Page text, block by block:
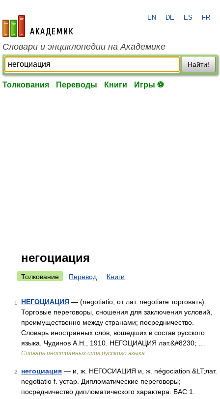
academic.ru
EN DE ES FR
Словари и энциклопедии на Академике
Найти!
Толкования Переводы Книги Игры ⚽
негоциация
Толкование Перевод Книги
1 НЕГОЦИАЦИЯ — (negotiatio, от лат. negotiare торговать).
Торговые переговоры, сношения для заключения условий,
преимущественно между странами; посредничество.
Словарь иностранных слов, вошедших в состав русского
языка. Чудинов А.Н., 1910. НЕГОЦИАЦИЯ лат.&#8230; …
Словарь иностранных слов русского языка
2 негоциация — и, ж. НЕГОСИАЦИЯ и, ж. négociation &LT;лат.
negotiatio f. устар. Дипломатические переговоры;
посредничество дипломатического характера. БАС 1.